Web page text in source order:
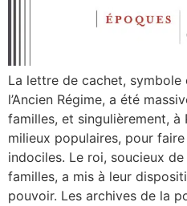
La lettre de cachet,
l’Ancien Régime, a été
familles, et singulièrement, à
milieux populaires, pour
indociles. Le roi, soucieux
familles, a mis à leur
pouvoir. Les archives de la